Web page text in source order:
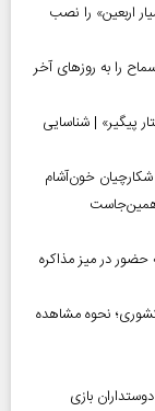
اربعین» را نصب
سامانه سماح را به روز‌های آخر
پیگیر» | شناسایی
همین‌جاست
در میز مذاکره
کشوری؛ نحوه مشاهده